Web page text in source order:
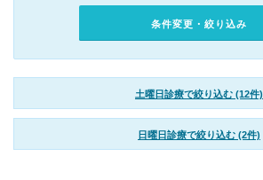
条件変更・絞り込み
土曜日診療で絞り込む (12件)
日曜日診療で絞り込む (2件)